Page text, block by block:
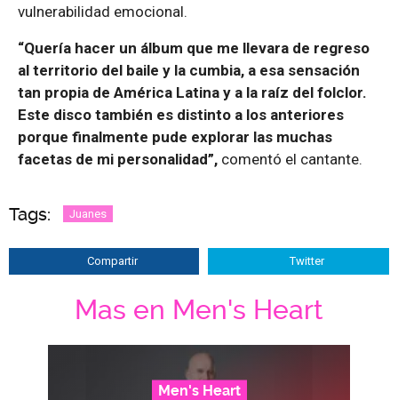
vulnerabilidad emocional.
“Quería hacer un álbum que me llevara de regreso
al territorio del baile y la cumbia, a esa sensación
tan propia de América Latina y a la raíz del folclor.
Este disco también es distinto a los anteriores
porque finalmente pude explorar las muchas
facetas de mi personalidad”, comentó el cantante.
Tags: Juanes
Compartir Twitter
Mas en Men's Heart
Men's Heart